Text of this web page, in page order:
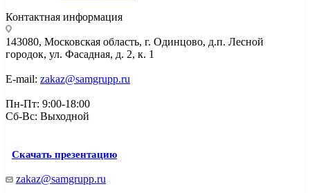
Контактная информация
143080, Mосковская область, г. Одинцово, д.п. Лесной
городок, ул. Фасадная, д. 2, к. 1
E-mail: zakaz@samgrupp.ru
Пн-Пт: 9:00-18:00
Сб-Вс: Выходной
Скачать презентацию
zakaz@samgrupp.ru